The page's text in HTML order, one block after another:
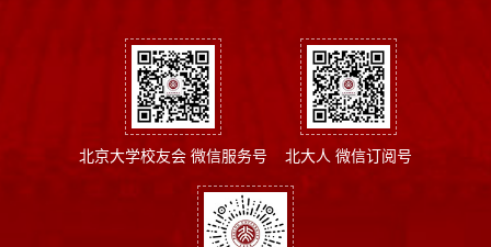
北京大学校友会 微信服务号 北大人 微信订阅号